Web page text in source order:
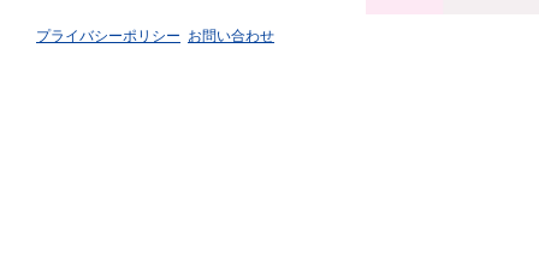
プライバシーポリシー お問い合わせ